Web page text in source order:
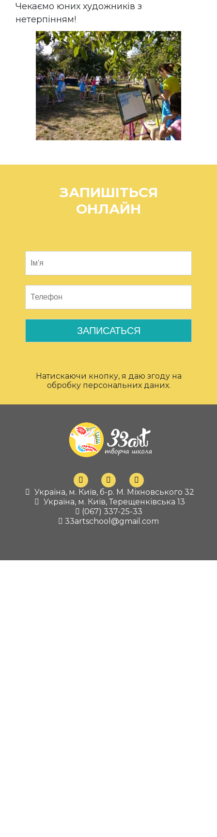
Чекаємо юних художників з
нетерпінням!
ЗАПИШІТЬСЯ
ОНЛАЙН
Натискаючи кнопку, я даю згоду на
обробку персональних даних.
Україна, м. Київ, б-р. М. Міхновського 32
Україна, м. Київ, Терещенківська 13
(067) 337-25-33
33artschool@gmail.com